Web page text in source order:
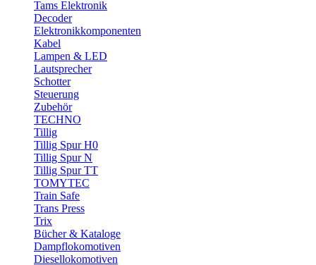
Tams Elektronik
Decoder
Elektronikkomponenten
Kabel
Lampen & LED
Lautsprecher
Schotter
Steuerung
Zubehör
TECHNO
Tillig
Tillig Spur H0
Tillig Spur N
Tillig Spur TT
TOMYTEC
Train Safe
Trans Press
Trix
Bücher & Kataloge
Dampflokomotiven
Diesellokomotiven